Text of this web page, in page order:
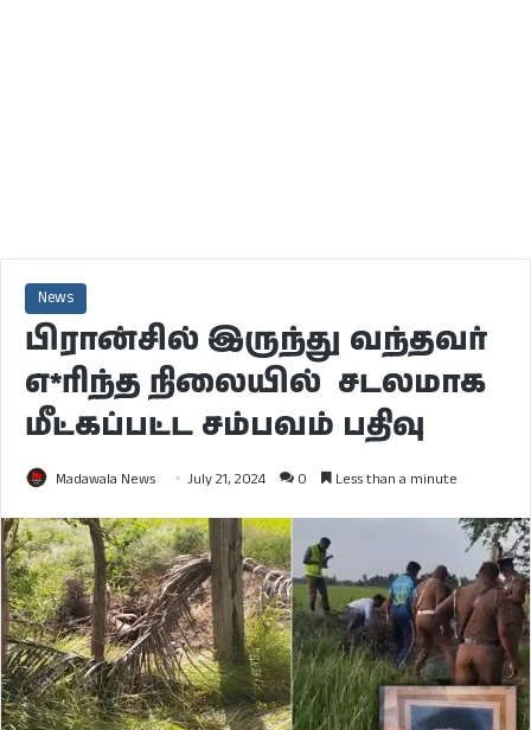
News
பிரான்சில் இருந்து வந்தவர்
எ*ரிந்த நிலையில் சடலமாக
மீட்கப்பட்ட சம்பவம் பதிவு
Madawala News July 21, 2024 0 Less than a minute